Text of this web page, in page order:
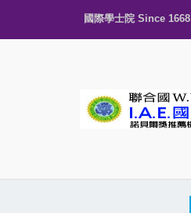
國際學士院 Since 1668